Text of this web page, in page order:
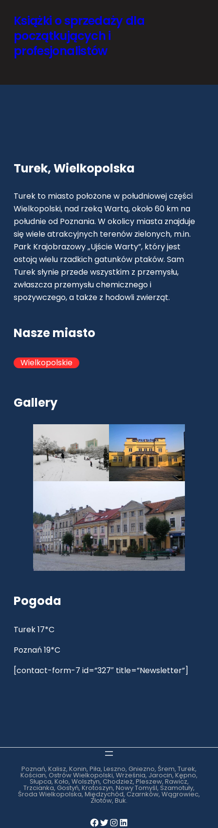
Książki o sprzedaży dla
początkujących i
profesjonalistów
Turek, Wielkopolska
Turek to miasto położone w południowej części
Wielkopolski, nad rzeką Wartą, około 60 km na
południe od Poznania. W okolicy miasta znajduje
się wiele atrakcyjnych terenów zielonych, m.in.
Park Krajobrazowy „Ujście Warty”, który jest
ostoją wielu rzadkich gatunków ptaków. Sam
Turek słynie przede wszystkim z przemysłu,
zwłaszcza przemysłu chemicznego i
spożywczego, a także z hodowli zwierząt.
Nasze miasto
Wielkopolskie
Gallery
Pogoda
Turek 17*C
Poznań 19*C
[contact-form-7 id=”327″ title=”Newsletter”]
Poznań, Kalisz, Konin, Piła, Leszno, Gniezno, Śrem, Turek,
Kościan, Ostrów Wielkopolski, Września, Jarocin, Kępno,
Słupca, Koło, Wolsztyn, Chodzież, Pleszew, Rawicz,
Trzcianka, Gostyń, Krotoszyn, Nowy Tomyśl, Szamotuły,
Środa Wielkopolska, Międzychód, Czarnków, Wągrowiec,
Złotów, Buk.
Facebook Twitter Instagram LinkedIn